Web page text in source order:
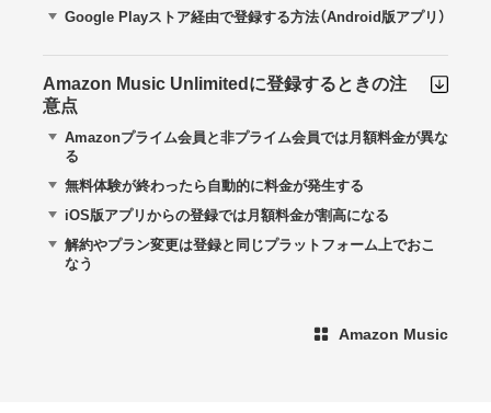
Google Playストア経由で登録する方法（Android版アプリ）
Amazon Music Unlimitedに登録するときの注
意点
Amazonプライム会員と非プライム会員では月額料金が異な
る
無料体験が終わったら自動的に料金が発生する
iOS版アプリからの登録では月額料金が割高になる
解約やプラン変更は登録と同じプラットフォーム上でおこ
なう
Amazon Music